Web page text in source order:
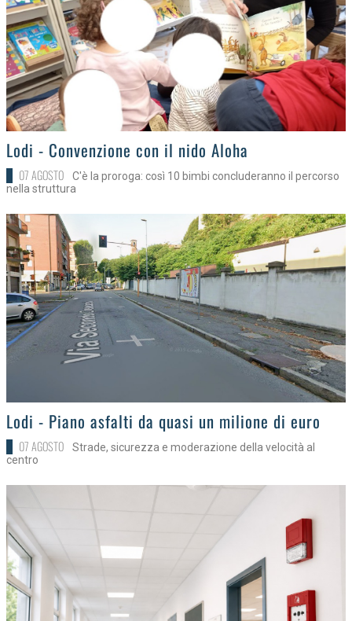
>Lodi - Convenzione con il nido Aloha
07 AGOSTO
C'è la proroga: così 10 bimbi concluderanno il percorso
nella struttura
>Lodi - Piano asfalti da quasi un milione di euro
07 AGOSTO
Strade, sicurezza e moderazione della velocità al
centro